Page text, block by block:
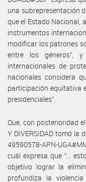
una subrepresentación
que el Estado Nacional,
instrumentos
modificar los patrones
entre los géneros”,
internacionales de
nacionales considera
participación equitativa
presidenciales”.
Que, con posterioridad el
Y DIVERSIDAD tomó la
49590578-APN-
cuál expresa que “...
objetivo lograr la
profundiza la